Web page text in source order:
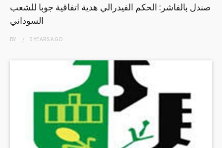
صندل بالفاشر: الحكم الفيدرالي هدية اتفاقية جوبا للشعب
السوداني
BY 5 YEARSAGO